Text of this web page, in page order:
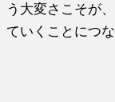
う大変さこそが
ていくことにつな